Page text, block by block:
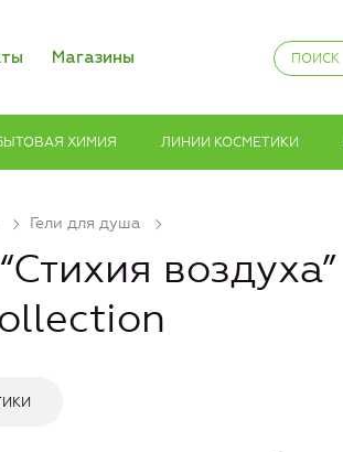
Магазины
ХИМИЯ ЛИНИИ КОСМЕТИКИ
Гели для душа
воздуха”